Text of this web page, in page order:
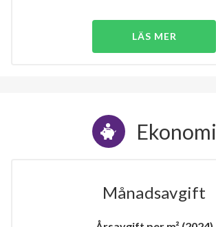
LÄS MER
Ekonomi
Månadsavgift